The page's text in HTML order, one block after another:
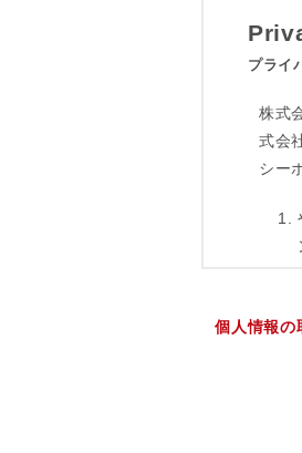
個人情報の